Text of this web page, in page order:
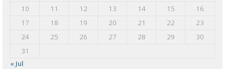
10
11 12 13 14 15
16
17
18 19 20 21 22
23
24
25 26 27 28 29
30
31
« Jul